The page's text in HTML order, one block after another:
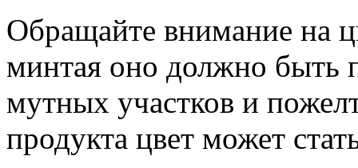
Обращайте внимание на
минтая оно должно быть
мутных участков и
продукта цвет может